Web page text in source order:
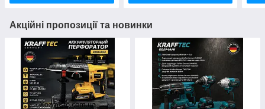
Акційні пропозиції та новинки